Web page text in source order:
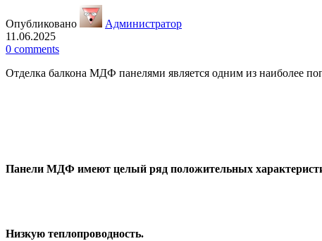
Опубликовано
Администратор
11.06.2025
0 comments
Отделка балкона МДФ панелями является одним из наиболее
Панели МДФ имеют целый ряд положительных
Низкую теплопроводность.